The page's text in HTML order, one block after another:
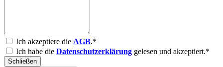
Ich akzeptiere die AGB.*
Ich habe die Datenschutzerklärung gelesen und akzeptiert.*
Schließen